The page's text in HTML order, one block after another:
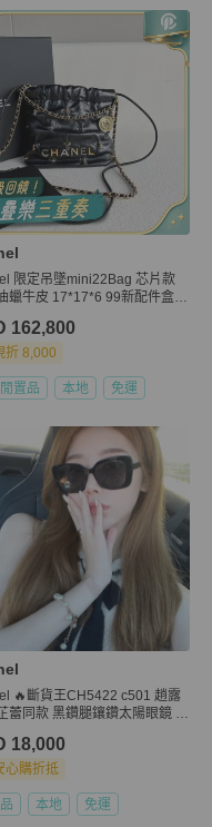
限定吊墜mini22Bag 芯片款
蠟牛皮 17*17*6 99新配件盒
162,800
折 8,000
置品 本地 免運
🔥斷貨王CH5422 c501 趙露
蕾同款 黑鑽腿鑲鑽太陽眼鏡 全
18,000
心購折抵
本地 免運